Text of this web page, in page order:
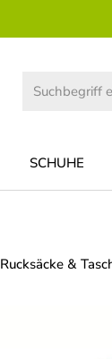
SCHUHE
Rucksäcke &